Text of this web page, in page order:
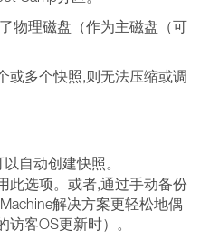
物理磁盘（作为主磁盘（可
或多个快照,则无法压缩或调
自动创建快照。
此选项。或者,通过手动备份
解决方案更轻松地偶
客OS更新时）。